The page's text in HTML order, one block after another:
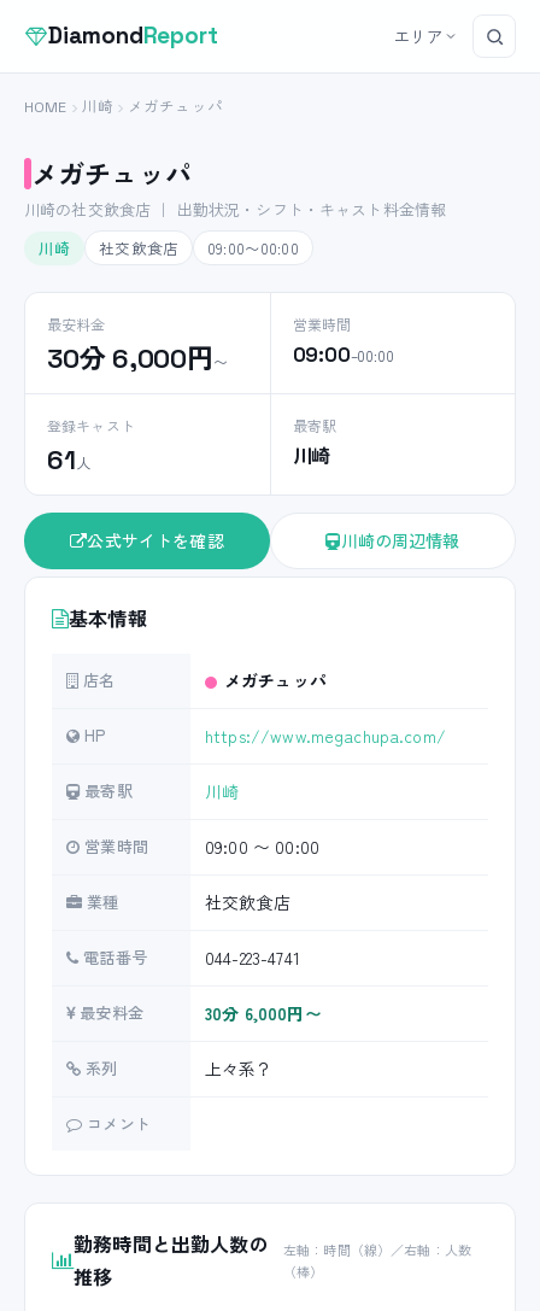
DiamondReport エリア
HOME 川崎 メガチュッパ
メガチュッパ
川崎の社交飲食店 ｜ 出勤状況・シフト・キャスト料金情報
川崎
社交飲食店 09:00〜00:00
最安料金
30分 6,000円〜
営業時間
09:00–00:00
登録キャスト
61 人
最寄駅
川崎
公式サイトを確認 川崎の周辺情報
基本情報
店名 メガチュッパ
HP https://www.megachupa.com/
最寄駅 川崎
営業時間 09:00 〜 00:00
業種 社交飲食店
電話番号 044-223-4741
最安料金 30分 6,000円〜
系列 上々系？
コメント
勤務時間と出勤人数の
推移
左軸：時間（線）／右軸：人数
（棒）